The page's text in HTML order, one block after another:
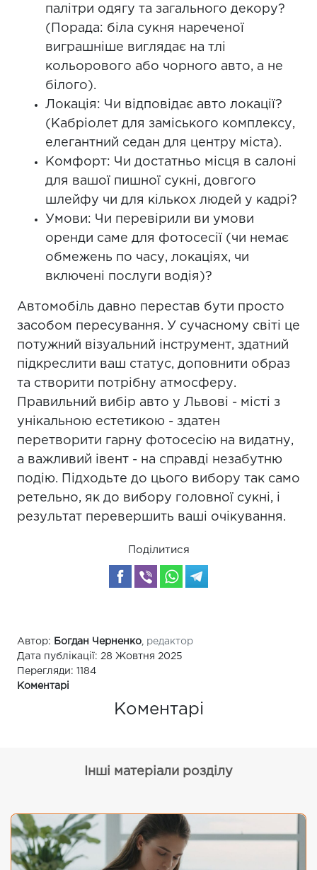
палітри одягу та загального декору?
(Порада: біла сукня нареченої
виграшніше виглядає на тлі
кольорового або чорного авто, а не
білого).
Локація: Чи відповідає авто локації?
(Кабріолет для заміського комплексу,
елегантний седан для центру міста).
Комфорт: Чи достатньо місця в салоні
для вашої пишної сукні, довгого
шлейфу чи для кількох людей у кадрі?
Умови: Чи перевірили ви умови
оренди саме для фотосесії (чи немає
обмежень по часу, локаціях, чи
включені послуги водія)?
Автомобіль давно перестав бути просто
засобом пересування. У сучасному світі це
потужний візуальний інструмент, здатний
підкреслити ваш статус, доповнити образ
та створити потрібну атмосферу.
Правильний вибір авто у Львові - місті з
унікальною естетикою - здатен
перетворити гарну фотосесію на видатну,
а важливий івент - на справді незабутню
подію. Підходьте до цього вибору так само
ретельно, як до вибору головної сукні, і
результат перевершить ваші очікування.
Поділитися
Автор: Богдан Черненко
редактор
Дата публікації: 28 Жовтня 2025
Перегляди: 1184
Коментарі
Коментарі
Інші матеріали розділу